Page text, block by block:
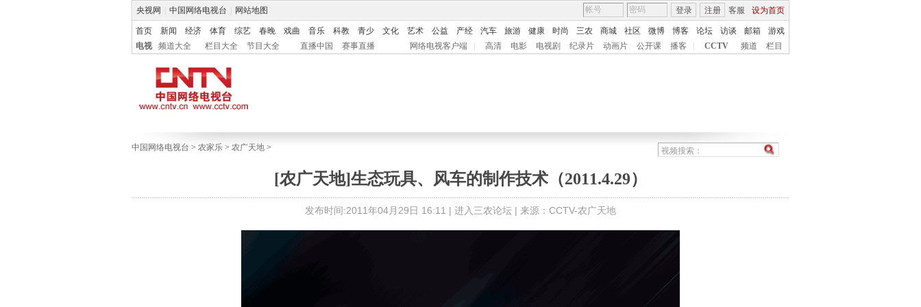
央视网 中国网络电视台 网站地图 客服 设为首页
登录 注册
首页 新闻 经济 体育 综艺 春晚 戏曲 音乐 科教 青少 文化 艺术 公益 产经 汽车 旅游 健康 时尚 三农 商城 社区 微博 博客 论坛 访谈 邮箱
游戏
电视
频道大全 栏目大全 节目大全 直播中国 赛事直播 网络电视客户端 高清 电影 电视剧 纪录片 动画片 公开课 播客 CCTV 频道 栏目
中国网络电视台 > 农家乐 > 农广天地 >
[农广天地]生态玩具、风车的制作技术（2011.4.29）
发布时间:2011年04月29日 16:11 | 进入三农论坛 | 来源：CCTV-农广天地